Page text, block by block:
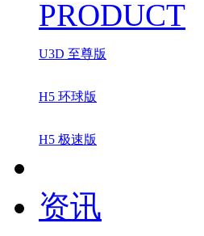
PRODUCT
U3D 至尊版
H5 环球版
H5 极速版
资讯